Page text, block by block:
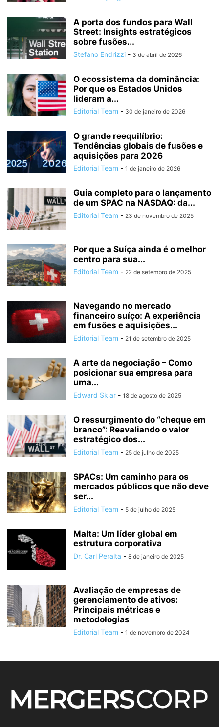
A porta dos fundos para Wall
Street: Insights estratégicos
sobre fusões...
Stefano Endrizzi - 3 de abril de 2026
O ecossistema da dominância:
Por que os Estados Unidos
lideram a...
Editorial Team - 30 de janeiro de 2026
O grande reequilíbrio:
Tendências globais de fusões e
aquisições para 2026
Editorial Team - 1 de janeiro de 2026
Guia completo para o lançamento
de um SPAC na NASDAQ: da...
Editorial Team - 23 de novembro de 2025
Por que a Suíça ainda é o melhor
centro para sua...
Editorial Team - 22 de setembro de 2025
Navegando no mercado
financeiro suíço: A experiência
em fusões e aquisições...
Editorial Team - 21 de setembro de 2025
A arte da negociação – Como
posicionar sua empresa para
uma...
Edward Sklar - 18 de agosto de 2025
O ressurgimento do “cheque em
branco”: Reavaliando o valor
estratégico dos...
Editorial Team - 25 de julho de 2025
SPACs: Um caminho para os
mercados públicos que não deve
ser...
Editorial Team - 5 de julho de 2025
Malta: Um líder global em
estrutura corporativa
Dr. Carl Peralta - 8 de janeiro de 2025
Avaliação de empresas de
gerenciamento de ativos:
Principais métricas e
metodologias
Editorial Team - 1 de novembro de 2024